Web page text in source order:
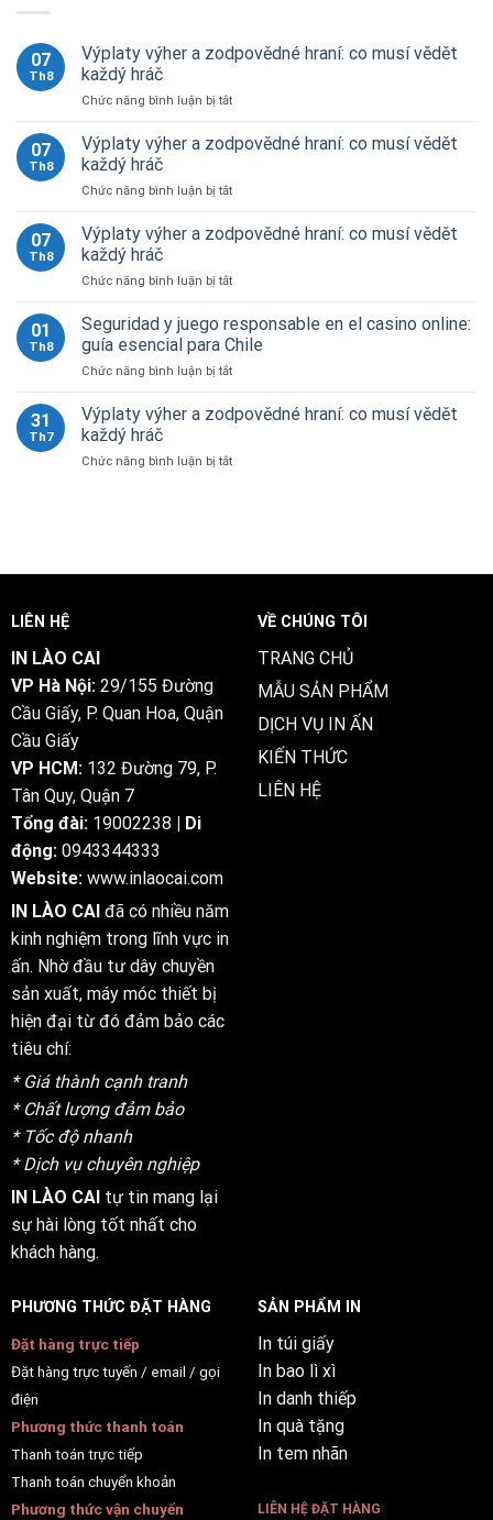
07
Th8
Výplaty výher a zodpovědné hraní: co musí vědět
každý hráč
Chức năng bình luận bị tắtở
výher
a
hraní:
musí
hráč
07
Th8
Výplaty výher a zodpovědné hraní: co musí vědět
každý hráč
Chức năng bình luận bị tắtở
výher
a
hraní:
musí
vědět
hráč
07
Th8
Výplaty výher a zodpovědné hraní: co musí vědět
každý hráč
Chức năng bình luận bị tắtở
výher
a
zodpovědné
hraní:
musí
hráč
01
Th8
Seguridad y juego responsable en el casino online:
guía esencial para Chile
Chức năng bình luận bị tắtở
y
juego
en
para
31
Th7
Výplaty výher a zodpovědné hraní: co musí vědět
každý hráč
Chức năng bình luận bị tắtở
co
každý
LIÊN HỆ
IN LÀO CAI
VP Hà Nội: 29/155 Đường
Cầu Giấy, P. Quan Hoa, Quận
Cầu Giấy
VP HCM: 132 Đường 79, P.
Tân Quy, Quận 7
Tổng đài: 19002238 | Di
động: 0943344333
Website: www.inlaocai.com
IN LÀO CAI đã có nhiều năm
kinh nghiệm trong lĩnh vực in
ấn. Nhờ đầu tư dây chuyền
sản xuất, máy móc thiết bị
hiện đại từ đó đảm bảo các
tiêu chí:
* Giá thành cạnh tranh
* Chất lượng đảm bảo
* Tốc độ nhanh
* Dịch vụ chuyên nghiệp
IN LÀO CAItự tin mang lại
sự hài lòng tốt nhất cho
khách hàng.
VỀ CHÚNG TÔI
TRANG CHỦ
MẪU SẢN PHẨM
DỊCH VỤ IN ẤN
KIẾN THỨC
LIÊN HỆ
PHƯƠNG THỨC ĐẶT HÀNG
Đặt hàng trực tiếp
Đặt hàng trực tuyến / email / gọi
điện
Phương thức thanh toán
Thanh toán trực tiếp
Thanh toán chuyển khoản
Phương thức vận chuyển
SẢN PHẨM IN
In túi giấy
In bao lì xì
In danh thiếp
In quà tặng
In tem nhãn
LIÊN HỆ ĐẶT HÀNG